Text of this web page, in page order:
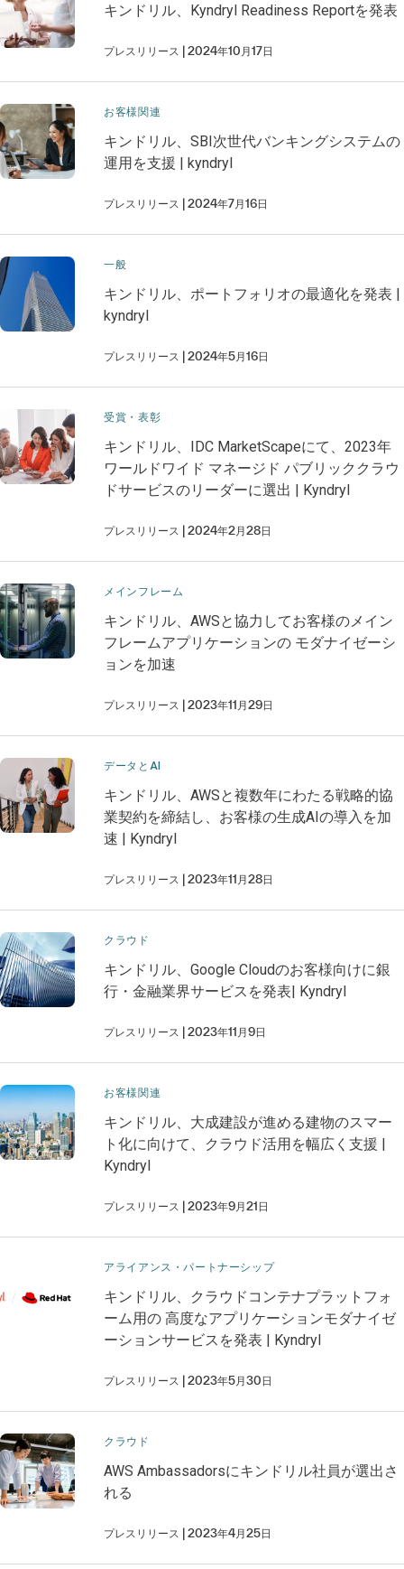
キンドリル、Kyndryl Readiness Reportを発表
プレスリリース 2024年10月17日
お客様関連
キンドリル、SBI次世代バンキングシステムの
運用を支援 | kyndryl
プレスリリース 2024年7月16日
一般
キンドリル、ポートフォリオの最適化を発表 |
kyndryl
プレスリリース 2024年5月16日
受賞・表彰
キンドリル、IDC MarketScapeにて、2023年
ワールドワイド マネージド パブリッククラウ
ドサービスのリーダーに選出 | Kyndryl
プレスリリース 2024年2月28日
メインフレーム
キンドリル、AWSと協力してお客様のメイン
フレームアプリケーションの モダナイゼーシ
ョンを加速
プレスリリース 2023年11月29日
データとAI
キンドリル、AWSと複数年にわたる戦略的協
業契約を締結し、お客様の生成AIの導入を加
速 | Kyndryl
プレスリリース 2023年11月28日
クラウド
キンドリル、Google Cloudのお客様向けに銀
行・金融業界サービスを発表| Kyndryl
プレスリリース 2023年11月9日
お客様関連
キンドリル、大成建設が進める建物のスマー
ト化に向けて、クラウド活用を幅広く支援 |
Kyndryl
プレスリリース 2023年9月21日
アライアンス・パートナーシップ
キンドリル、クラウドコンテナプラットフォ
ーム用の 高度なアプリケーションモダナイゼ
ーションサービスを発表 | Kyndryl
プレスリリース 2023年5月30日
クラウド
AWS Ambassadorsにキンドリル社員が選出さ
れる
プレスリリース 2023年4月25日